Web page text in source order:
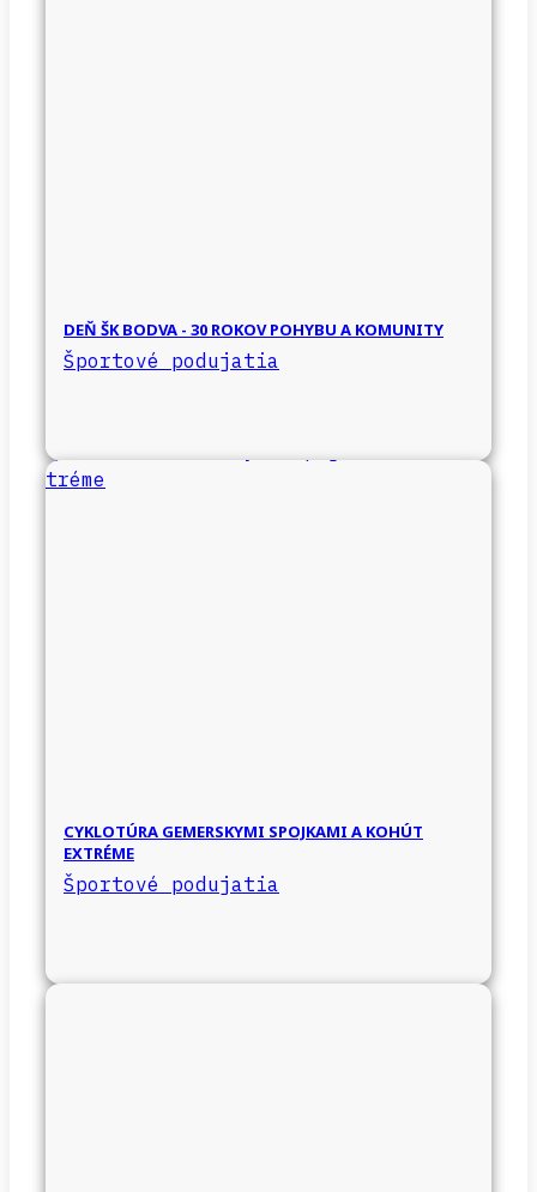
DEŇ ŠK BODVA - 30 ROKOV POHYBU A KOMUNITY
Športové podujatia
CYKLOTÚRA GEMERSKYMI SPOJKAMI A KOHÚT
EXTRÉME
Športové podujatia